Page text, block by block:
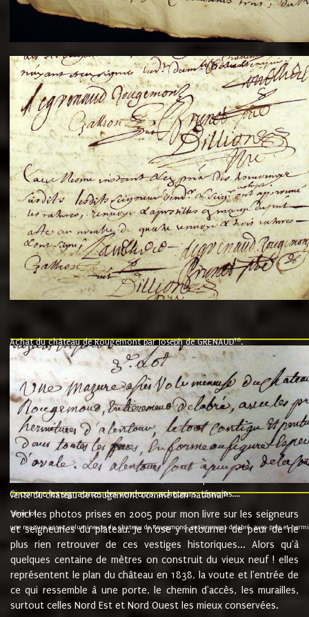
Achat du château de Rougemont par Joseph de GRENAUD10.
"l'an mil six cent soixante treze le ving neuvième jour du mois de
nommé fut présent Messire Claude Guillaume de Moyriat chevalier baron
vend, purement simplement et irrevocablement a monseigneur monsieur
et chavannes conseiller du roy au parlement de Bourgogne, present et
que le dit seigneur Baron de la Vellière a sur ses hommes, indivisables et
de la Velliere tout ainsi et comme le dit seigneur Baron et ses
présent......"
suivent les rentes, donation des terriers, etc... au prix de 880 livre louis
Ci contre les signatures des vendeurs, acheteurs, témoins....
vente du château de Rougemont comme bien national9.
"3ème lot
une mazure assez volumineuse du chateau de Rougemond, entierement delabré, avec près et
Voici les photos prises en 2005 pour mon livre sur les seigneurs
et seigneuries du plateau. Je n'ose y retourner de peur de ne
plus rien retrouver de ces vestiges historiques... Alors qu'à
quelques centaine de mètres on construit du vieux neuf ! elles
représentent le plan du château en 1838, la voute et l'entrée de
ce qui ressemble à une porte, le chemin d'accès, les murailles,
surtout celles Nord Est et Nord Ouest les mieux conservées.